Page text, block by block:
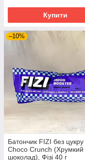
Купити
–10%
Батончик FIZI без цукру
Choco Crunch (Хрумкий
шоколад), Фізі 40 г